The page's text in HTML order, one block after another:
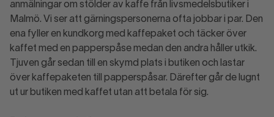
anmälningar om stölder av kaffe från livsmedelsbutiker i
Malmö. Vi ser att gärningspersonerna ofta jobbar i par. Den
ena fyller en kundkorg med kaffepaket och täcker över
kaffet med en papperspåse medan den andra håller utkik.
Tjuven går sedan till en skymd plats i butiken och lastar
över kaffepaketen till papperspåsar. Därefter går de lugnt
ut ur butiken med kaffet utan att betala för sig.